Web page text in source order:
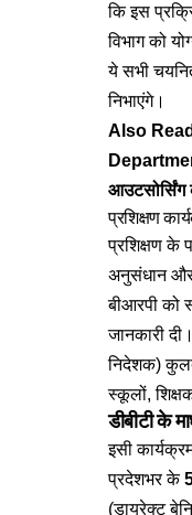
कि इस
विभाग को
ये सभी
निभाएंगे।
Also
आउटसोर्सिंग
प्रशिक्षण
प्रशिक्षण के
अनुसंधान और
बीआरपी को
जानकारी
निदेशक)
स्कूलों,
डीबीटी के
इसी
प्रदेशभर के
(डायरेक्ट